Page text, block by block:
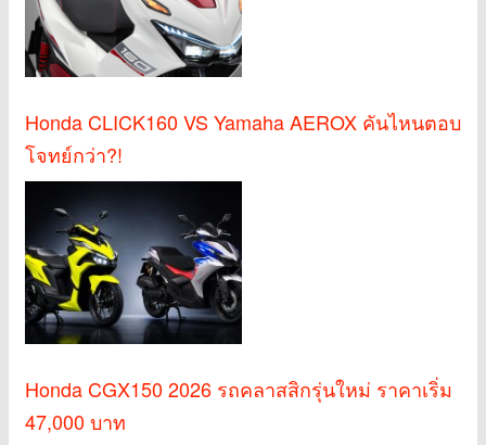
Honda CLICK160 VS Yamaha AEROX คันไหนตอบ
โจทย์กว่า?!
Honda CGX150 2026 รถคลาสสิกรุ่นใหม่ ราคาเริ่ม
47,000 บาท